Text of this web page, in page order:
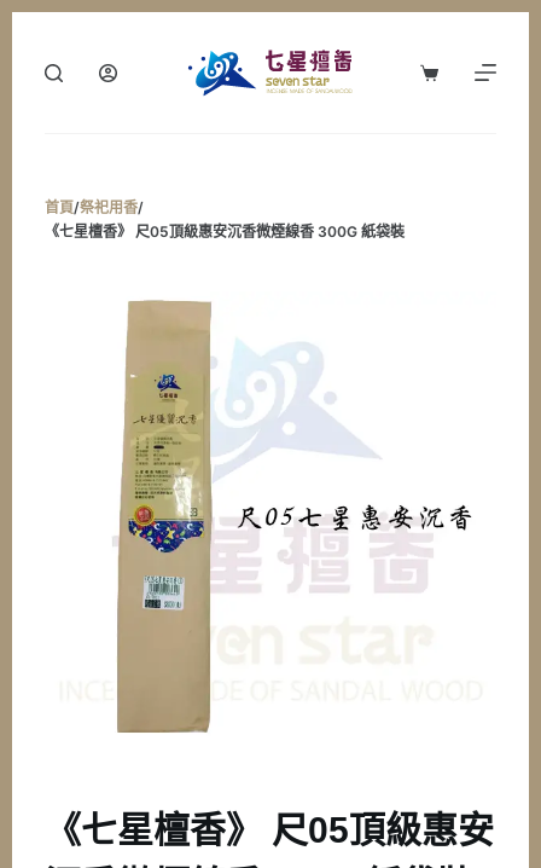
購
首頁/祭祀用香/
《七星檀香》 尺05頂級惠安沉香微煙線香 300G 紙袋裝
《七星檀香》 尺05頂級惠安